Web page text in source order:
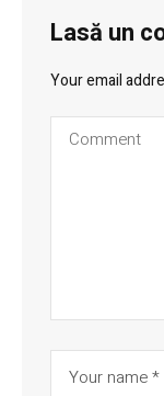
Lasă un
Your email